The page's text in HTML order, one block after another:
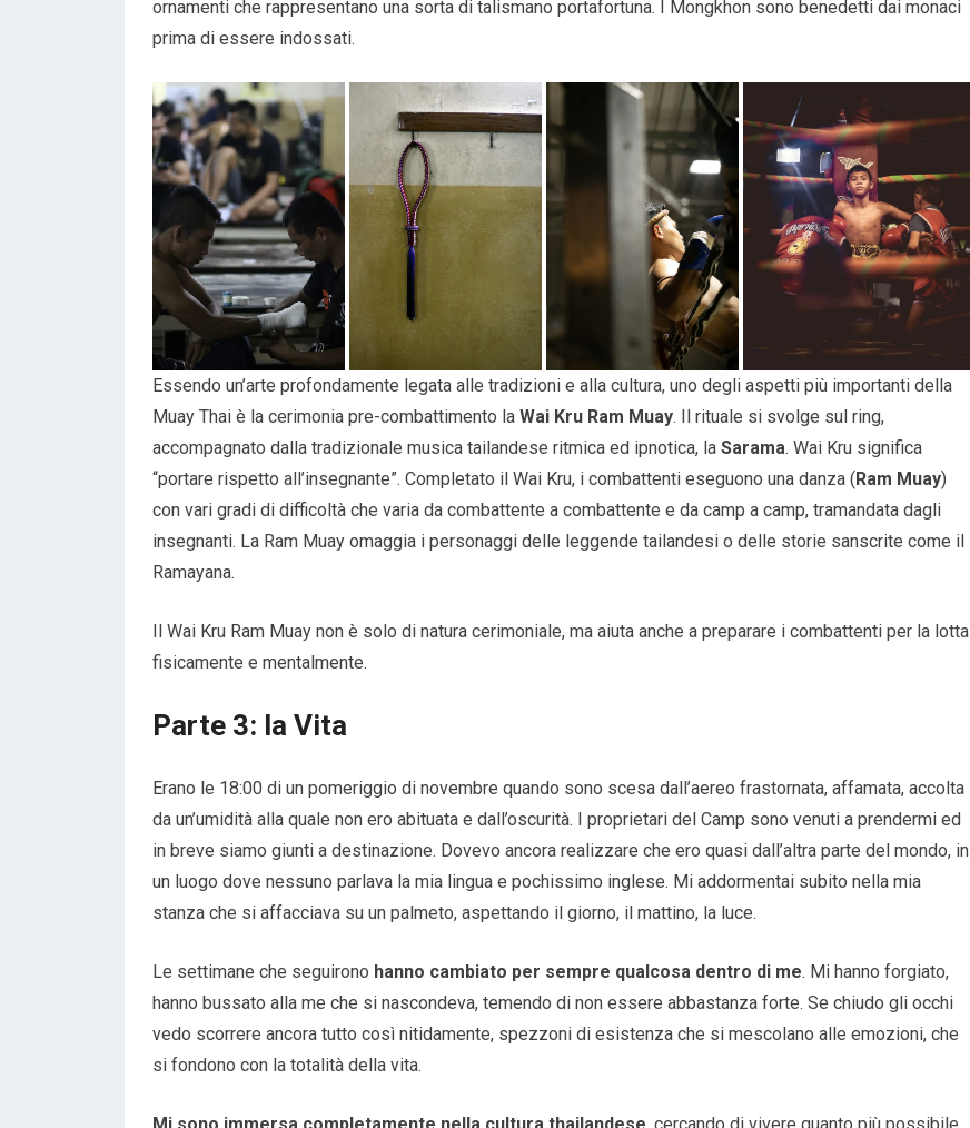
ornamenti che rappresentano una sorta di talismano portafortuna. I Mongkhon sono benedetti dai monaci
prima di essere indossati.
Essendo un’arte profondamente legata alle tradizioni e alla cultura, uno degli aspetti più importanti della
Muay Thai è la cerimonia pre-combattimento la Wai Kru Ram Muay. Il rituale si svolge sul ring,
accompagnato dalla tradizionale musica tailandese ritmica ed ipnotica, la Sarama. Wai Kru significa
“portare rispetto all’insegnante”. Completato il Wai Kru, i combattenti eseguono una danza ( Ram Muay)
con vari gradi di difficoltà che varia da combattente a combattente e da camp a camp, tramandata dagli
insegnanti. La Ram Muay omaggia i personaggi delle leggende tailandesi o delle storie sanscrite come il
Ramayana.
Il Wai Kru Ram Muay non è solo di natura cerimoniale, ma aiuta anche a preparare i combattenti per la lotta
fisicamente e mentalmente.
Parte 3: la Vita
Erano le 18:00 di un pomeriggio di novembre quando sono scesa dall’aereo frastornata, affamata, accolta
da un’umidità alla quale non ero abituata e dall’oscurità. I proprietari del Camp sono venuti a prendermi ed
in breve siamo giunti a destinazione. Dovevo ancora realizzare che ero quasi dall’altra parte del mondo, in
un luogo dove nessuno parlava la mia lingua e pochissimo inglese. Mi addormentai subito nella mia
stanza che si affacciava su un palmeto, aspettando il giorno, il mattino, la luce.
Le settimane che seguirono hanno cambiato per sempre qualcosa dentro di me. Mi hanno forgiato,
hanno bussato alla me che si nascondeva, temendo di non essere abbastanza forte. Se chiudo gli occhi
vedo scorrere ancora tutto così nitidamente, spezzoni di esistenza che si mescolano alle emozioni, che
si fondono con la totalità della vita.